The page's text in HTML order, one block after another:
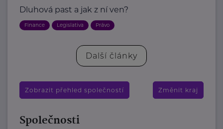
Dluhová past a jak z ní ven?
Finance Legislativa Právo
Další články
Zobrazit přehled společností Změnit kraj
Společnosti